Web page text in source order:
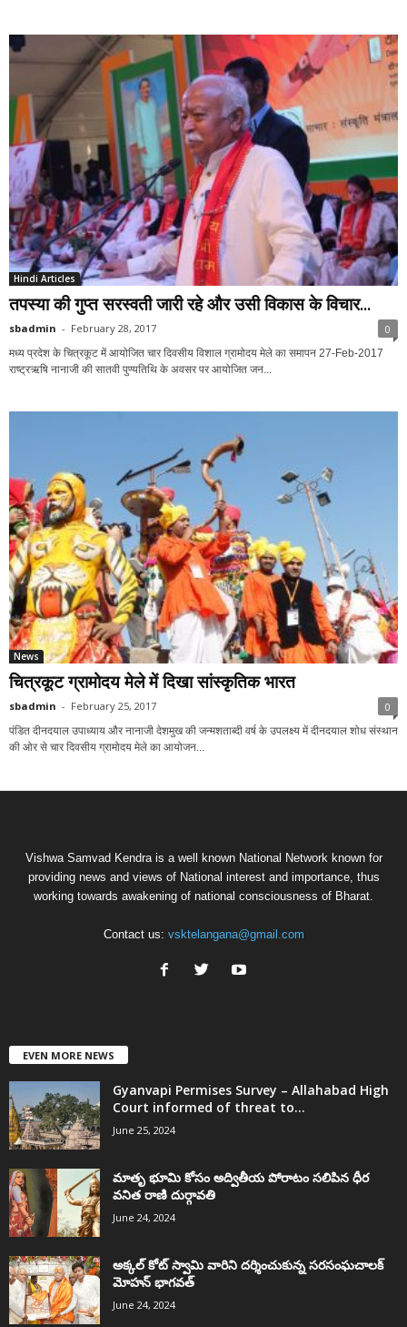
Hindi Articles
तपस्या की गुप्त सरस्वती जारी रहे और उसी विकास के विचार...
sbadmin - February 28, 2017 0
मध्य प्रदेश के चित्रकूट में आयोजित चार दिवसीय विशाल ग्रामोदय मेले का समापन 27-Feb-2017
राष्ट्रऋषि नानाजी की सातवी पुण्यतिथि के अवसर पर आयोजित जन...
News
चित्रकूट ग्रामोदय मेले में दिखा सांस्कृतिक भारत
sbadmin - February 25, 2017 0
पंडित दीनदयाल उपाध्याय और नानाजी देशमुख की जन्मशताब्दी वर्ष के उपलक्ष्य में दीनदयाल शोध संस्थान
की ओर से चार दिवसीय ग्रामोदय मेले का आयोजन...
Vishwa Samvad Kendra is a well known National Network known for
providing news and views of National interest and importance, thus
working towards awakening of national consciousness of Bharat.
Contact us: vsktelangana@gmail.com
EVEN MORE NEWS
Gyanvapi Permises Survey – Allahabad High
Court informed of threat to...
June 25, 2024
మాతృ భూమి కోసం అద్వితీయ పోరాటం సలిపిన ధీర
వనిత రాణి దుర్గావతి
June 24, 2024
అక్కల్‌ కోట్‌ స్వామి వారిని దర్శించుకున్న సరసంఘచాలక్
మోహన్ భాగవత్
June 24, 2024